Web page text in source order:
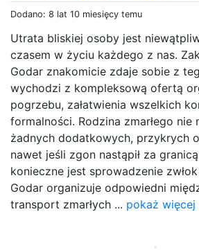
Dodano: 8 lat 10 miesięcy temu
Utrata bliskiej osoby jest
czasem w życiu każdego z nas.
Godar znakomicie zdaje sobie z
wychodzi z kompleksową ofertą
pogrzebu, załatwienia wszelkich
formalności. Rodzina zmarłego nie
żadnych dodatkowych, przykrych
nawet jeśli zgon nastąpił za
konieczne jest sprowadzenie
Godar organizuje odpowiedni
transport zmarłych ... pokaż więcej